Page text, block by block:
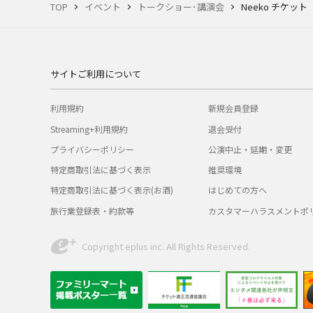
TOP イベント トークショー･講演会 Neeko チケット
サイトご利用について
利用規約
Streaming+利用規約
プライバシーポリシー
特定商取引法に基づく表示
特定商取引法に基づく表示(お酒)
旅行業登録表・約款等
新規会員登録
退会受付
公演中止・延期・変更
推奨環境
はじめての方へ
カスタマーハラスメントポ
Copyright eplus inc. All Rights Reserved.